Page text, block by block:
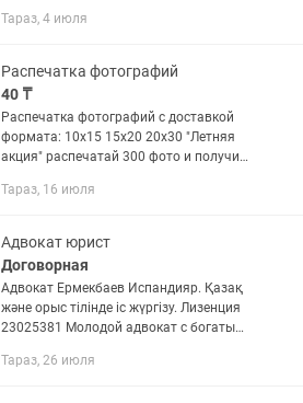
Тараз, 4 июля
Распечатка фотографий
40 ₸
Распечатка фотографий с доставкой
формата: 10х15 15х20 20х30 "Летняя
акция" распечатай 300 фото и получи
сегодня и получи завтра🤗🤗🤗
Тараз, 16 июля
Адвокат юрист
Договорная
Адвокат Ермекбаев Испандияр. Қазақ
және орыс тілінде іс жүргізу. Лизенция
23025381 Молодой адвокат с богатым
критически и не стандартно. Умею
Тараз, 26 июля